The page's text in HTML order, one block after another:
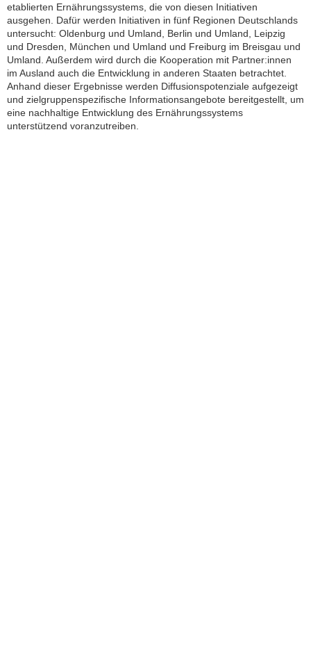
etablierten Ernährungssystems, die von diesen Initiativen
ausgehen. Dafür werden Initiativen in fünf Regionen Deutschlands
untersucht: Oldenburg und Umland, Berlin und Umland, Leipzig
und Dresden, München und Umland und Freiburg im Breisgau und
Umland. Außerdem wird durch die Kooperation mit Partner:innen
im Ausland auch die Entwicklung in anderen Staaten betrachtet.
Anhand dieser Ergebnisse werden Diffusionspotenziale aufgezeigt
und zielgruppenspezifische Informationsangebote bereitgestellt, um
eine nachhaltige Entwicklung des Ernährungssystems
unterstützend voranzutreiben.